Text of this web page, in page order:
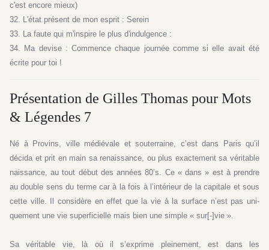
c'est encore mieux)
32. L'état présent de mon esprit : Serein
33. La faute qui m'inspire le plus d'indulgence :
34. Ma devise : Commence chaque journée comme si elle avait été
écrite pour toi !
Présentation de Gilles Thomas pour Mots
& Légendes 7
Né à Provins, ville médiévale et souterraine, c’est dans Paris qu’il
décida et prit en main sa renaissance, ou plus exactement sa véritable
naissance, au tout début des an­nées 80’s. Ce « dans » est à prendre
au double sens du terme car à la fois à l’intérieur de la capitale et sous
cette ville. Il considère en effet que la vie à la surface n’est pas uni­
quement une vie superficielle mais bien une simple « sur[-]vie ».
Sa véritable vie, là où il s’exprime pleinement, est dans les